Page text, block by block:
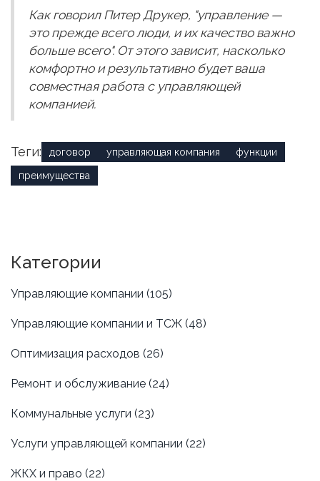
Как говорил Питер Друкер, "управление —
это прежде всего люди, и их качество важно
больше всего". От этого зависит, насколько
комфортно и результативно будет ваша
совместная работа с управляющей
компанией.
Теги: договор управляющая компания функции
преимущества
Категории
Управляющие компании (105)
Управляющие компании и ТСЖ (48)
Оптимизация расходов (26)
Ремонт и обслуживание (24)
Коммунальные услуги (23)
Услуги управляющей компании (22)
ЖКХ и право (22)